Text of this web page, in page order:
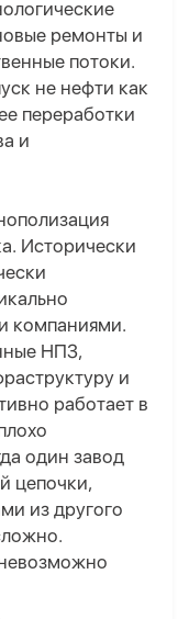
ремонты и
потоки.
не нефти как
переработки
и
Исторически
компаниями.
НПЗ,
и
работает в
один завод
цепочки,
из другого